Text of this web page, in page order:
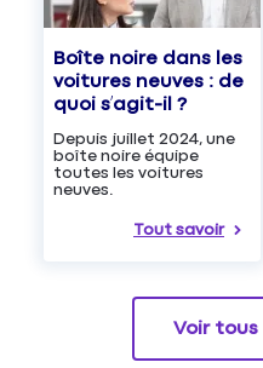
Boîte noire dans les
voitures neuves : de
quoi s’agit-il ?
Depuis juillet 2024, une
boîte noire équipe
toutes les voitures
neuves.
Tout savoir
Voir tous